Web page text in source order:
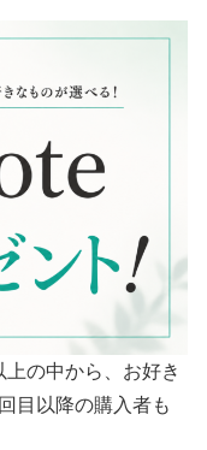
の中から、お好き
目以降の購入者も